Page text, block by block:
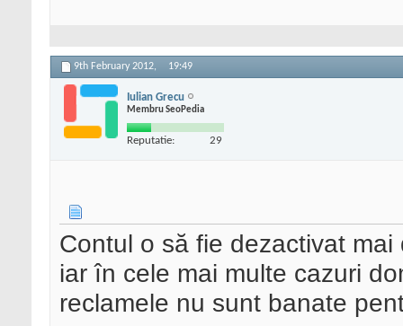
9th February 2012, 19:49
Iulian Grecu
Membru SeoPedia
Reputatie: 29
Contul o să fie dezactivat
iar în cele mai multe cazuri
reclamele nu sunt banate